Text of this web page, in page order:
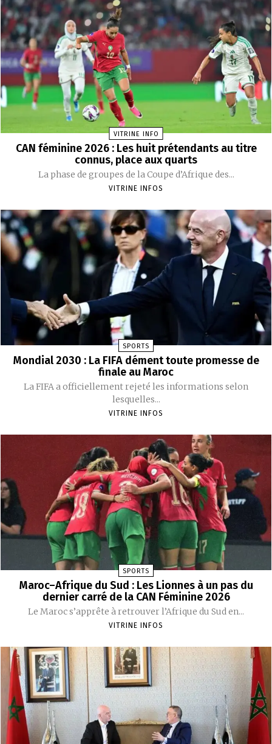
VITRINE INFO
CAN féminine 2026 : Les huit prétendants au titre
connus, place aux quarts
La phase de groupes de la Coupe d’Afrique des...
VITRINE INFOS
SPORTS
Mondial 2030 : La FIFA dément toute promesse de
finale au Maroc
La FIFA a officiellement rejeté les informations selon
lesquelles...
VITRINE INFOS
SPORTS
Maroc–Afrique du Sud : Les Lionnes à un pas du
dernier carré de la CAN Féminine 2026
Le Maroc s’apprête à retrouver l’Afrique du Sud en...
VITRINE INFOS